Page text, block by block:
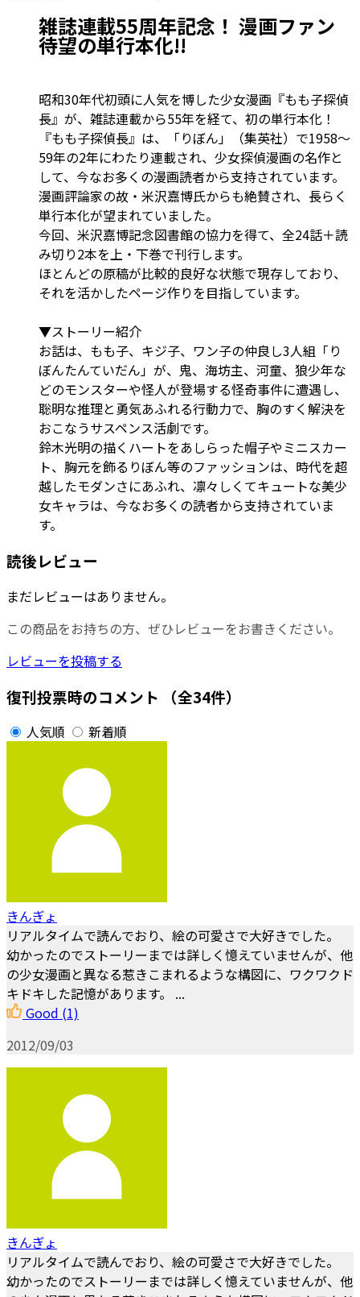
雑誌連載55周年記念！ 漫画ファン
待望の単行本化!!
昭和30年代初頭に人気を博した少女漫画『もも子探偵
長』が、雑誌連載から55年を経て、初の単行本化！
『もも子探偵長』は、「りぼん」（集英社）で1958～
59年の2年にわたり連載され、少女探偵漫画の名作と
して、今なお多くの漫画読者から支持されています。
漫画評論家の故・米沢嘉博氏からも絶賛され、長らく
単行本化が望まれていました。
今回、米沢嘉博記念図書館の協力を得て、全24話＋読
み切り2本を上・下巻で刊行します。
ほとんどの原稿が比較的良好な状態で現存しており、
それを活かしたページ作りを目指しています。
▼ストーリー紹介
お話は、もも子、キジ子、ワン子の仲良し3人組「り
ぼんたんていだん」が、鬼、海坊主、河童、狼少年な
どのモンスターや怪人が登場する怪奇事件に遭遇し、
聡明な推理と勇気あふれる行動力で、胸のすく解決を
おこなうサスペンス活劇です。
鈴木光明の描くハートをあしらった帽子やミニスカー
ト、胸元を飾るりぼん等のファッションは、時代を超
越したモダンさにあふれ、凛々しくてキュートな美少
女キャラは、今なお多くの読者から支持されていま
す。
読後レビュー
まだレビューはありません。
この商品をお持ちの方、ぜひレビューをお書きください。
レビューを投稿する
復刊投票時のコメント （全34件）
人気順 新着順
きんぎょ
リアルタイムで読んでおり、絵の可愛さで大好きでした。
幼かったのでストーリーまでは詳しく憶えていませんが、他
の少女漫画と異なる惹きこまれるような構図に、ワクワクド
キドキした記憶があります。 ...
Good (1)
2012/09/03
きんぎょ
リアルタイムで読んでおり、絵の可愛さで大好きでした。
幼かったのでストーリーまでは詳しく憶えていませんが、他